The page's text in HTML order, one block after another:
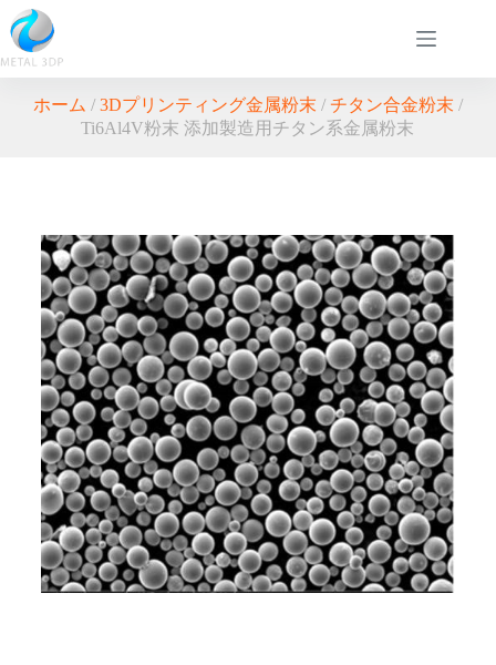
ホーム / 3Dプリンティング金属粉末 / チタン合金粉末 /
Ti6Al4V粉末 添加製造用チタン系金属粉末